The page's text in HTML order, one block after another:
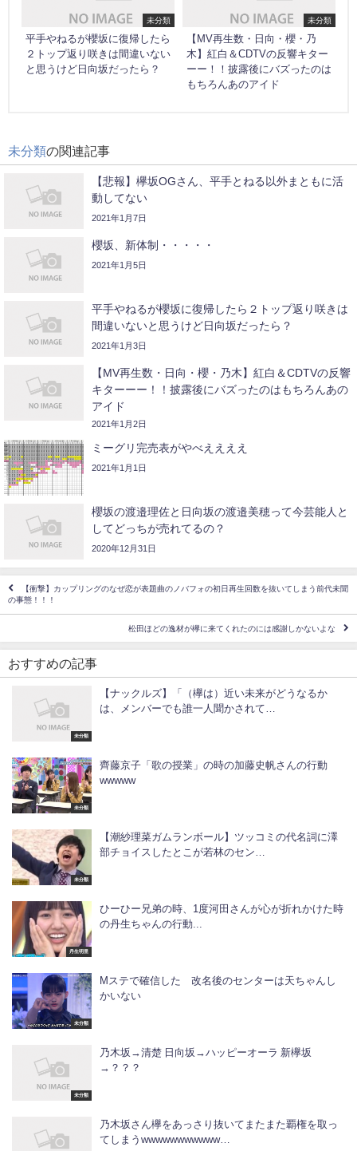
未分類
平手やねるが櫻坂に復帰したら
２トップ返り咲きは間違いない
と思うけど日向坂だったら？
未分類
【MV再生数・日向・櫻・乃
木】紅白＆CDTVの反響キター
ーー！！披露後にバズったのは
もちろんあのアイド
未分類の関連記事
【悲報】欅坂OGさん、平手とねる以外まともに活
動してない
2021年1月7日
櫻坂、新体制・・・・・
2021年1月5日
平手やねるが櫻坂に復帰したら２トップ返り咲きは
間違いないと思うけど日向坂だったら？
2021年1月3日
【MV再生数・日向・櫻・乃木】紅白＆CDTVの反響
キターーー！！披露後にバズったのはもちろんあの
アイド
2021年1月2日
ミーグリ完売表がやべええええ
2021年1月1日
櫻坂の渡邉理佐と日向坂の渡邉美穂って今芸能人と
してどっちが売れてるの？
2020年12月31日
【衝撃】カップリングのなぜ恋が表題曲のノバフォの初日再生回数を抜いてしまう前代未聞
の事態！！！
松田ほどの逸材が欅に来てくれたのには感謝しかないよな
おすすめの記事
未分類
【ナックルズ】「（欅は）近い未来がどうなるか
は、メンバーでも誰一人聞かされて…
未分類
齊藤京子「歌の授業」の時の加藤史帆さんの行動
wwwww
未分類
【潮紗理菜ガムランボール】ツッコミの代名詞に澤
部チョイスしたとこが若林のセン…
丹生明里
ひーひー兄弟の時、1度河田さんが心が折れかけた時
の丹生ちゃんの行動...
未分類
Mステで確信した 改名後のセンターは天ちゃんし
かいない
未分類
乃木坂→清楚 日向坂→ハッピーオーラ 新欅坂
→？？？
乃木坂さん欅をあっさり抜いてまたまた覇権を取っ
てしまうwwwwwwwwwww…